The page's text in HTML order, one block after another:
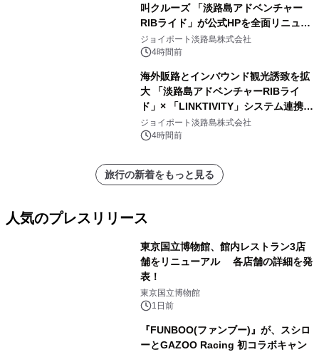
叫クルーズ 「淡路島アドベンチャー
RIBライド」が公式HPを全面リニュー
アル！ ～スマホで即予約完了の「スマ
ート設計」へ刷新～
ジョイポート淡路島株式会社
4時間前
海外販路とインバウンド観光誘致を拡
大 「淡路島アドベンチャーRIBライ
ド」× 「LINKTIVITY」システム連携を
開始！
ジョイポート淡路島株式会社
4時間前
旅行の新着をもっと見る
人気のプレスリリース
東京国立博物館、館内レストラン3店
舗をリニューアル 各店舗の詳細を発
表！
東京国立博物館
1日前
『FUNBOO(ファンブー)』が、スシロ
ーとGAZOO Racing 初コラボキャン